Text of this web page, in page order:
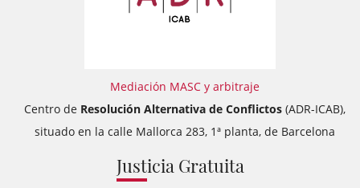
Mediación MASC y arbitraje
Centro de Resolución Alternativa de Conflictos (ADR-ICAB),
situado en la calle Mallorca 283, 1ª planta, de Barcelona
Justicia Gratuita